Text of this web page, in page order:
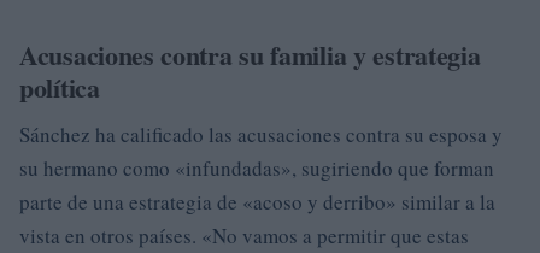
Acusaciones contra su familia y estrategia
política
Sánchez ha calificado las acusaciones contra su esposa y
su hermano como «infundadas», sugiriendo que forman
parte de una estrategia de «acoso y derribo» similar a la
vista en otros países. «No vamos a permitir que estas